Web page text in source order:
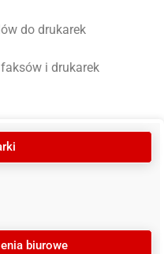
biurowe
do drukarek
i drukarek